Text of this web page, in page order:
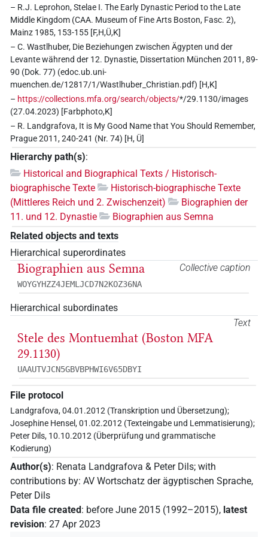
– R.J. Leprohon, Stelae I. The Early Dynastic Period to the Late
Middle Kingdom (CAA. Museum of Fine Arts Boston, Fasc. 2),
Mainz 1985, 153-155 [F,H,Ü,K]
– C. Wastlhuber, Die Beziehungen zwischen Ägypten und der
Levante während der 12. Dynastie, Dissertation München 2011, 89-
90 (Dok. 77) (edoc.ub.uni-
muenchen.de/12817/1/Wastlhuber_Christian.pdf) [H,K]
– https://collections.mfa.org/search/objects/*/29.1130/images
(27.04.2023) [Farbphoto,K]
– R. Landgrafova, It is My Good Name that You Should Remember,
Prague 2011, 240-241 (Nr. 74) [H, Ü]
Hierarchy path(s):
Historical and Biographical Texts / Historisch-
biographische Texte
Historisch-biographische Texte
(Mittleres Reich und 2. Zwischenzeit)
Biographien der
11. und 12. Dynastie
Biographien aus Semna
Related objects and texts
Hierarchical superordinates
Collective caption
Biographien aus Semna
WOYGYHZZ4JEMLJCD7N2KOZ36NA
Hierarchical subordinates
Text
Stele des Montuemhat (Boston MFA
29.1130)
UAAUTVJCN5GBVBPHWI6V65DBYI
File protocol
Landgrafova, 04.01.2012 (Transkription und Übersetzung);
Josephine Hensel, 01.02.2012 (Texteingabe und Lemmatisierung);
Peter Dils, 10.10.2012 (Überprüfung und grammatische
Kodierung)
Author(s): Renata Landgrafova & Peter Dils; with
contributions by: AV Wortschatz der ägyptischen Sprache,
Peter Dils
Data file created: before June 2015 (1992–2015), latest
revision: 27 Apr 2023